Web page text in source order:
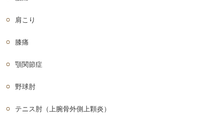
肩こり
膝痛
顎関節症
野球肘
テニス肘（上腕骨外側上顆炎）